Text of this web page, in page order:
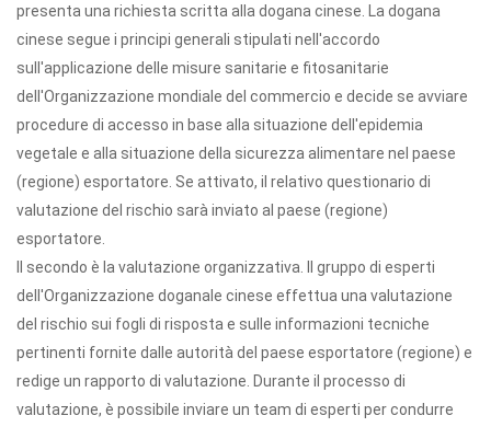
presenta una richiesta scritta alla dogana cinese. La dogana
cinese segue i principi generali stipulati nell'accordo
sull'applicazione delle misure sanitarie e fitosanitarie
dell'Organizzazione mondiale del commercio e decide se avviare
procedure di accesso in base alla situazione dell'epidemia
vegetale e alla situazione della sicurezza alimentare nel paese
(regione) esportatore. Se attivato, il relativo questionario di
valutazione del rischio sarà inviato al paese (regione)
esportatore.
Il secondo è la valutazione organizzativa. Il gruppo di esperti
dell'Organizzazione doganale cinese effettua una valutazione
del rischio sui fogli di risposta e sulle informazioni tecniche
pertinenti fornite dalle autorità del paese esportatore (regione) e
redige un rapporto di valutazione. Durante il processo di
valutazione, è possibile inviare un team di esperti per condurre